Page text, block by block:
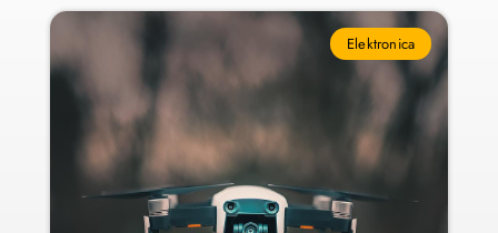
Elektronica